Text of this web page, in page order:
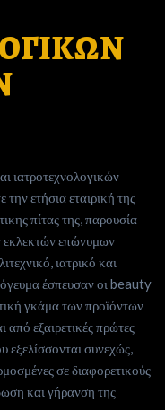
ιατροτεχνολογικών
ετήσια εταιρική της
πίτας της, παρουσία
εκλεκτών επώνυμων
ιατρικό και
έσπευσαν οι beauty
γκάμα των προϊόντων
εξαιρετικές πρώτες
εξελίσσονται συνεχώς,
σε διαφορετικούς
και γήρανση της